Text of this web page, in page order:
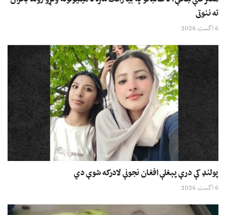
ته ننوتی
6 اگست 2026
پولنډ کې درې پېغلې افغان نجونې لادرکه شوې دي
6 اگست 2026